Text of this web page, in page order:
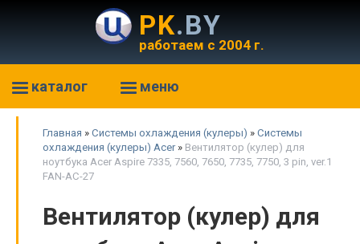
PK.BY
работаем с 2004 г.
каталог меню
Главная » Системы охлаждения (кулеры) » Системы
охлаждения (кулеры) Acer » Вентилятор (кулер) для
ноутбука Acer Aspire 7335, 7560, 7650, 7735, 7750, 3 pin, ver.1
FAN-AC-27
Вентилятор (кулер) для